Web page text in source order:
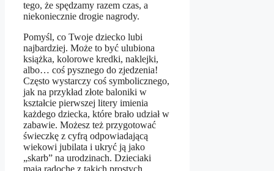
tego, że spędzamy razem czas, a
niekoniecznie drogie nagrody.
Pomyśl, co Twoje dziecko lubi
najbardziej. Może to być ulubiona
książka, kolorowe kredki, naklejki,
albo… coś pysznego do zjedzenia!
Często wystarczy coś symbolicznego,
jak na przykład złote baloniki w
kształcie pierwszej litery imienia
każdego dziecka, które brało udział w
zabawie. Możesz też przygotować
świeczkę z cyfrą odpowiadającą
wiekowi jubilata i ukryć ją jako
„skarb” na urodzinach. Dzieciaki
mają radochę z takich prostych